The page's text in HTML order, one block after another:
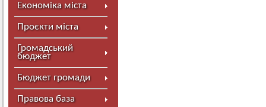
Економіка міста
Проєкти міста
Громадський
бюджет
Бюджет громади
Правова база